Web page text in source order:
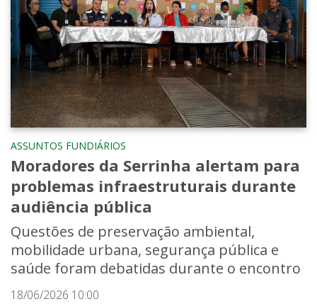
ASSUNTOS FUNDIÁRIOS
Moradores da Serrinha alertam para
problemas infraestruturais durante
audiência pública
Questões de preservação ambiental,
mobilidade urbana, segurança pública e
saúde foram debatidas durante o encontro
18/06/2026 10:00